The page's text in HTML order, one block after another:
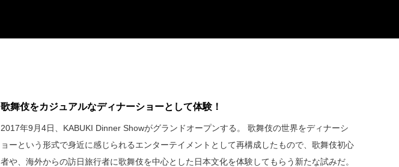
歌舞伎をカジュアルなディナーショーとして体験！
2017年9月4日、KABUKI Dinner Showがグランドオープンする。 歌舞伎の世界をディナーシ
ョーという形式で身近に感じられるエンターテイメントとして再構成したもので、歌舞伎初心
者や、海外からの訪日旅行者に歌舞伎を中心とした日本文化を体験してもらう新たな試みだ。